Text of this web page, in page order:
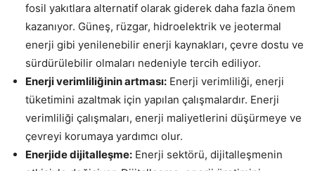
fosil yakıtlara alternatif olarak giderek daha fazla önem
kazanıyor. Güneş, rüzgar, hidroelektrik ve jeotermal
enerji gibi yenilenebilir enerji kaynakları, çevre dostu ve
sürdürülebilir olmaları nedeniyle tercih ediliyor.
Enerji verimliliğinin artması: Enerji verimliliği, enerji
tüketimini azaltmak için yapılan çalışmalardır. Enerji
verimliliği çalışmaları, enerji maliyetlerini düşürmeye ve
çevreyi korumaya yardımcı olur.
Enerjide dijitalleşme: Enerji sektörü, dijitalleşmenin